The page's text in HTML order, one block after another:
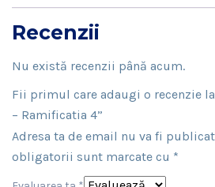
Ramificatia
4
Recenzii
Nu există recenzii până acum.
Fii primul care adaugi o recenzie
– Ramificatia 4”
Adresa ta de email nu va fi
obligatorii sunt marcate cu *